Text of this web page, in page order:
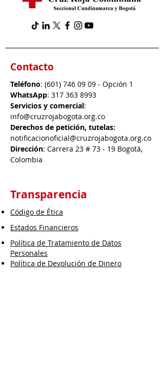
Contacto
Teléfono: (601) 746 09 09 - Opción 1
WhatsApp: 317 363 8993
Servicios y comercial:
info@cruzrojabogota.org.co
Derechos de petición, tutelas:
notificacionoficial@cruzrojabogota.org.co
Dirección: Carrera 23 # 73 - 19 Bogotá,
Colombia
Transparencia
Código de Ética
Estados Financieros
Política de Tratamiento de Datos
Personales
Política de Devolución de Dinero